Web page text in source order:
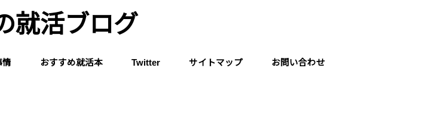
就活ブログ
情 おすすめ就活本 Twitter サイトマップ お問い合わせ